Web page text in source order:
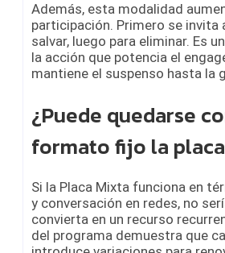
Además, esta modalidad
participación. Primero se invita
salvar, luego para eliminar. Es
la acción que potencia el
mantiene el suspenso hasta la
¿Puede quedarse
formato fijo la
Si la Placa Mixta funciona en
y conversación en redes, no
convierta en un recurso
del programa demuestra que